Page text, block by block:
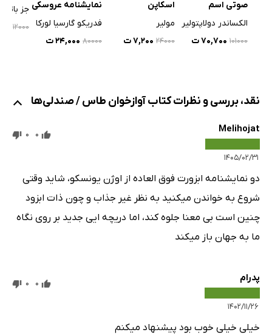
صوتی اسم
الکساندر دولاپتولیر
۱۰۱۰۰۰ ۷۰,۷۰۰ ت
اسکاپن
مولیر
۲۴۰۰۰ ۷,۲۰۰ ت
نمایشنامه عروسکی
فدریکو گارسیا لورکا
۸۰۰۰۰ ۲۴,۰۰۰ ت
جز
۱۲۰۰۰
نقد، بررسی و نظرات کتاب آوازخوان طاس / صندلی‌ها
Melihojat
۱۴۰۵/۰۲/۳۱
0
0
دو نمایشنامه ابزورت فوق العاده از اوژن یونسکو، شاید وقتی
شروع به خواندن میکنید به نظر غیر جذاب و چون ذات ابزود
چنین است بی معنا جلوه کند، اما دریچه ایی جدید بر روی نگاه
ما به جهان باز میکند
پدرام
۱۴۰۲/۱۱/۲۶
0
0
خیلی خیلی خوب بود پیشنهاد میکنم